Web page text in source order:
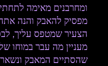
ומחרבנים מאימה
מפסיק להאבק והנה
הצעיר שמטפס עליך,
מעניין מה עבר במוחו
שהסתיים המאבק